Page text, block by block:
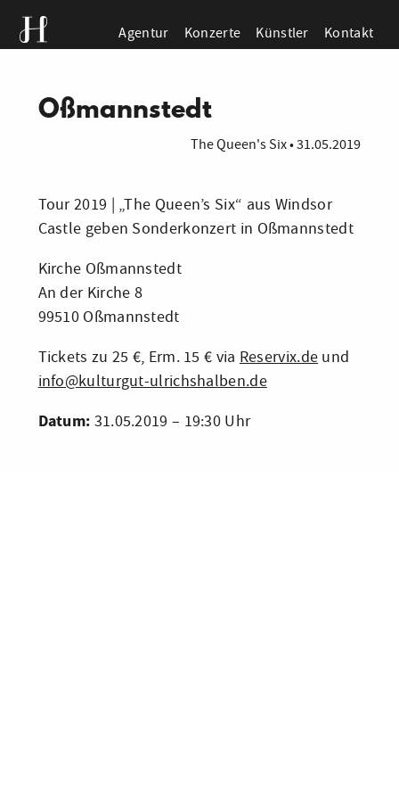
Agentur Konzerte Künstler Kontakt
Oßmannstedt
The Queen's Six•31.05.2019
Tour 2019 | „The Queen’s Six“ aus Windsor
Castle geben Sonderkonzert in Oßmannstedt
Kirche Oßmannstedt
An der Kirche 8
99510 Oßmannstedt
Tickets zu 25 €, Erm. 15 € via Reservix.de und
info@kulturgut-ulrichshalben.de
Datum: 31.05.2019 – 19:30 Uhr